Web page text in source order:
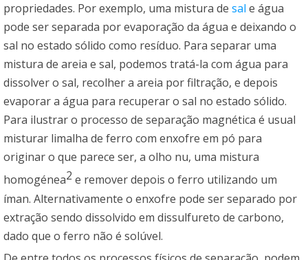
propriedades. Por exemplo, uma mistura de sal e água
pode ser separada por evaporação da água e deixando o
sal no estado sólido como resíduo. Para separar uma
mistura de areia e sal, podemos tratá-la com água para
dissolver o sal, recolher a areia por filtração, e depois
evaporar a água para recuperar o sal no estado sólido.
Para ilustrar o processo de separação magnética é usual
misturar limalha de ferro com enxofre em pó para
originar o que parece ser, a olho nu, uma mistura
homogénea2 e remover depois o ferro utilizando um
íman. Alternativamente o enxofre pode ser separado por
extração sendo dissolvido em dissulfureto de carbono,
dado que o ferro não é solúvel.